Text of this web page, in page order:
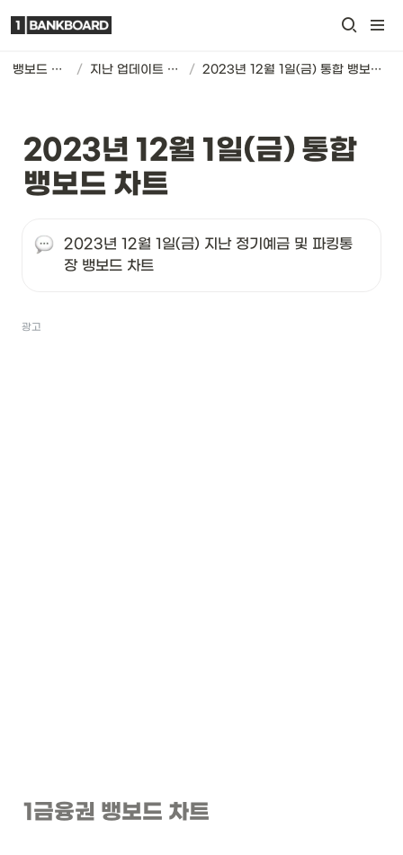
뱅보드 차트 / 지난 업데이트 기록 / 2023년 12월 1일(금) 통합 뱅보드 차트
2023년 12월 1일(금) 통합
뱅보드 차트
2023년 12월 1일(금) 지난 정기예금 및 파킹통
장 뱅보드 차트
광고
1금융권 뱅보드 차트